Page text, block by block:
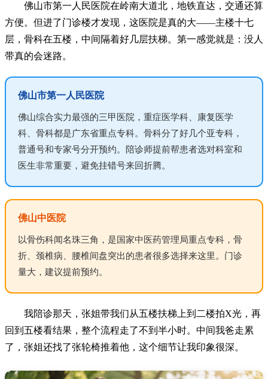
佛山市第一人民医院在岭南大道北，地铁直达，交通还算
方便。但进了门诊楼才发现，这医院是真的大——主楼十七
层，骨科在五楼，中间隔着好几层扶梯。第一感觉就是：没人
带真的会迷路。
佛山市第一人民医院
佛山综合实力最强的三甲医院，重症医学科、康复医学
科、骨科都是广东省重点专科。骨科分了好几个亚专科，
普通号和专家号分开预约。陪诊师提前帮患者选对科室和
医生非常重要，避免挂错号来回折腾。
佛山中医院
以骨伤科闻名珠三角，是国家中医药管理局重点专科，骨
折、颈椎病、腰椎间盘突出的患者很多选择来这里。门诊
量大，建议提前预约。
我陪诊那天，张姐带我们从五楼扶梯上到二楼拍X光，再
回到五楼看结果，整个流程走了不到半小时。中间我爸走累
了，张姐还找了张轮椅推着他，这个细节让我印象很深。